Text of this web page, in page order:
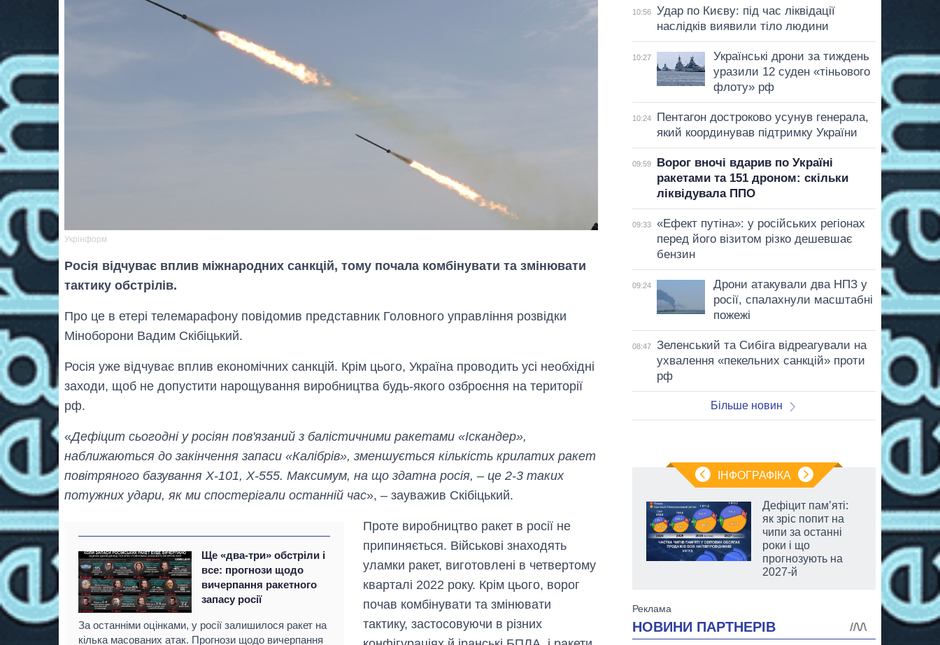
Укрінформ
Росія відчуває вплив міжнародних санкцій, тому почала комбінувати та змінювати
тактику обстрілів.
Про це в етері телемарафону повідомив представник Головного управління розвідки
Міноборони Вадим Скібіцький.
Росія уже відчуває вплив економічних санкцій. Крім цього, Україна проводить усі необхідні
заходи, щоб не допустити нарощування виробництва будь-якого озброєння на території
рф.
«Дефіцит сьогодні у росіян пов'язаний з балістичними ракетами «Іскандер»,
наближаються до закінчення запаси «Калібрів», зменшується кількість крилатих ракет
повітряного базування Х-101, Х-555. Максимум, на що здатна росія, – це 2-3 таких
потужних удари, як ми спостерігали останній час», – зауважив Скібіцький.
Ще «два-три» обстріли і
все: прогнози щодо
вичерпання ракетного
запасу росії
За останніми оцінками, у росії залишилося ракет на
кілька масованих атак. Прогнози щодо вичерпання
Проте виробництво ракет в росії не
припиняється. Військові знаходять
уламки ракет, виготовлені в четвертому
кварталі 2022 року. Крім цього, ворог
почав комбінувати та змінювати
тактику, застосовуючи в різних
10:56
Удар по Києву: під час ліквідації
наслідків виявили тіло людини
10:27
Українські дрони за тиждень
уразили 12 суден «тіньового
флоту» рф
10:24
Пентагон достроково усунув генерала,
який координував підтримку України
09:59
Ворог вночі вдарив по Україні
ракетами та 151 дроном: скільки
ліквідувала ППО
09:33
«Ефект путіна»: у російських регіонах
перед його візитом різко дешевшає
бензин
09:24
Дрони атакували два НПЗ у
росії, спалахнули масштабні
пожежі
08:47
Зеленський та Сибіга відреагували на
ухвалення «пекельних санкцій» проти
рф
Більше новин
ІНФОГРАФІКА
вирощували в
Україні до і під час
великої війни
Дефіцит пам’яті:
як зріс попит на
чипи за останні
роки і що
прогнозують на
2027-й